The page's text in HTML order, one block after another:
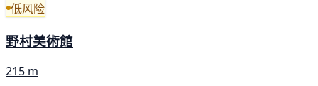
低风险
野村美術館
215 m